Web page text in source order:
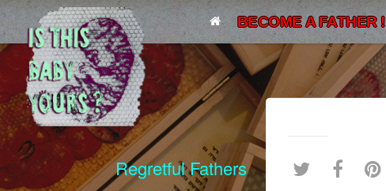
BECOME A FATHER !
Regretful Fathers